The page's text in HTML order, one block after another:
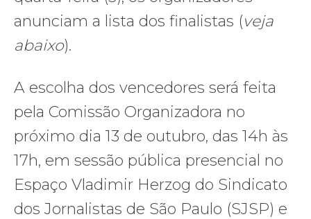
anunciam a lista dos finalistas (veja
abaixo).
A escolha dos vencedores será feita
pela Comissão Organizadora no
próximo dia 13 de outubro, das 14h às
17h, em sessão pública presencial no
Espaço Vladimir Herzog do Sindicato
dos Jornalistas de São Paulo (SJSP) e